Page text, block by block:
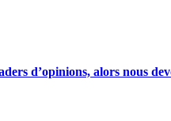
d’opinions, alors nous